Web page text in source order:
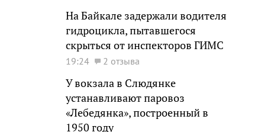
На Байкале задержали водителя
гидроцикла, пытавшегося
скрыться от инспекторов ГИМС
19:24 2 отзыва
У вокзала в Слюдянке
устанавливают паровоз
«Лебедянка», построенный в
1950 году